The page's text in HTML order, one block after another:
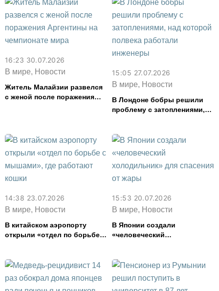
16:23 30.07.2026
В мире, Новости
Житель Малайзии развелся
с женой после поражения
15:05 27.07.2026
В мире, Новости
В Лондоне бобры решили
проблему с затоплениями,
14:38 23.07.2026
В мире, Новости
В китайском аэропорту
открыли «отдел по борьбе с
15:53 20.07.2026
В мире, Новости
В Японии создали
«человеческий